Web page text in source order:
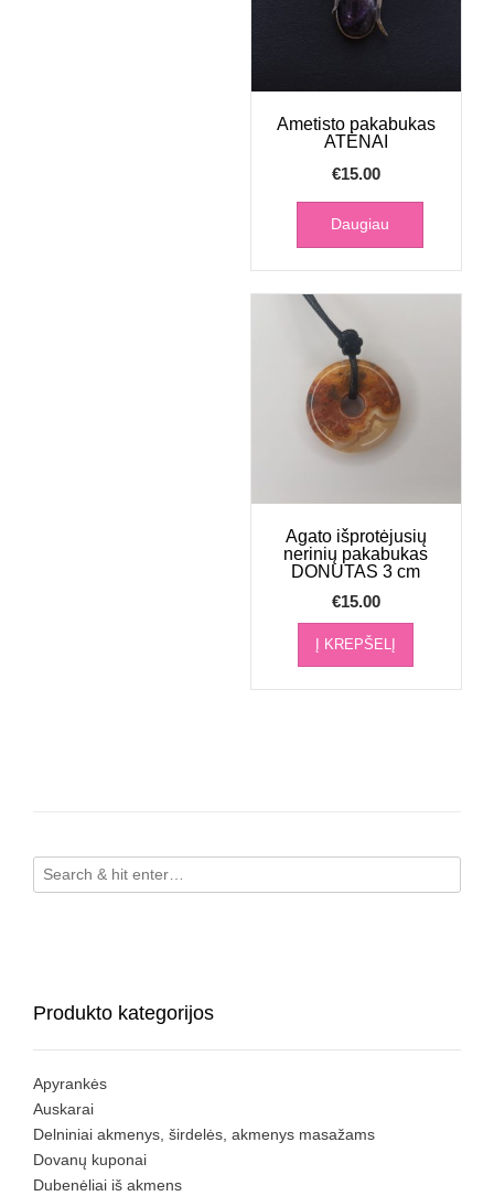
Ametisto pakabukas
ATĖNAI
€15.00
Daugiau
Agato išprotėjusių
nerinių pakabukas
DONUTAS 3 cm
€15.00
Į KREPŠELĮ
Produkto kategorijos
Apyrankės
Auskarai
Delniniai akmenys, širdelės, akmenys masažams
Dovanų kuponai
Dubenėliai iš akmens